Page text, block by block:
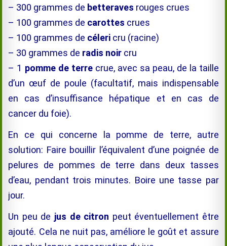
– 300 grammes de betteraves rouges crues
– 100 grammes de carottes crues
– 100 grammes de céleri cru (racine)
– 30 grammes de radis noir cru
– 1 pomme de terrecrue, avec sa peau, de la taille
d’un œuf de poule (facultatif, mais indispensable
en cas d’insuffisance hépatique et en cas de
cancer du foie).
En ce qui concerne la pomme de terre, autre
solution: Faire bouillir l’équivalent d’une poignée de
pelures de pommes de terre dans deux tasses
d’eau, pendant trois minutes. Boire une tasse par
jour.
Un peu de jus de citron peut éventuellement être
ajouté. Cela ne nuit pas, améliore le goût et assure